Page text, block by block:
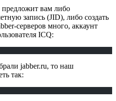
вам либо
запись (JID), либо создать
серверов много, аккаунт
ICQ:
jabber.ru, то наш
так: